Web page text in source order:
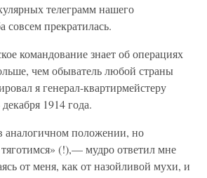
телеграмм нашего
совсем прекратилась.
командование знает об операциях
чем обыватель любой страны
я генерал-квартирмейстеру
1914 года.
аналогичном положении, но
(!),— мудро ответил мне
от меня, как от назойливой мухи, и